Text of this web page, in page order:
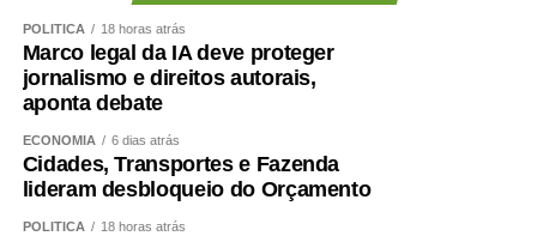
POLÍTICA 18 horas atrás
Marco legal da IA deve proteger
jornalismo e direitos autorais,
aponta debate
ECONOMIA 6 dias atrás
Cidades, Transportes e Fazenda
lideram desbloqueio do Orçamento
POLÍTICA 18 horas atrás